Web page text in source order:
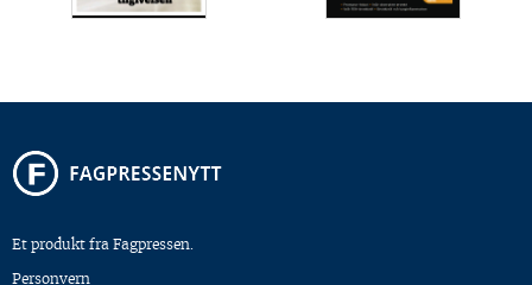
Et produkt fra Fagpressen.
Personvern